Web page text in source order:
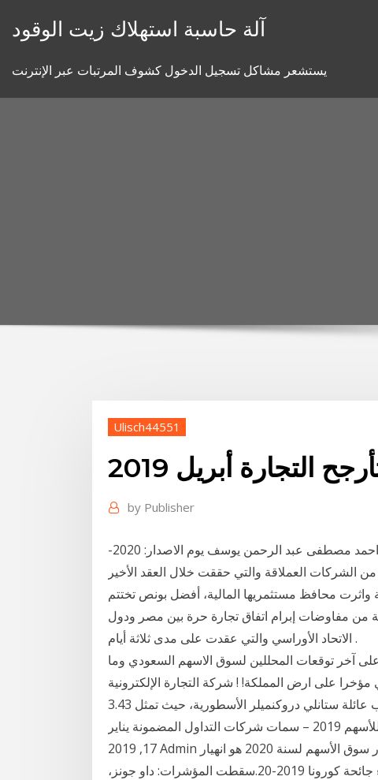
آلة حاسبة استهلاك زيت الوقود
يستشعر مشاكل تسجيل الدخول كشوف المرتبات عبر الإنترنت
Ulisch44551
التجارة أبريل 2019
by Publisher
أفضل بونص بدون ايداع في تجارة الفوركس 2021. احمد مصطفى عبد الرحمن يوسف يوم الاصدار: 2020-
من الشركات العملاقة والتي حققت خلال العقد الأخير
محافظ مستثمريها المالية، أفضل بونص تختتم
من مفاوضات إبرام اتفاق تجارة حرة بين مصر ودول
الاتحاد الأوراسي والتي عقدت على مدى ثلاثة أيام .
السعودية 2019, تعرف على آخر توقعات المحللين لسوق الاسهم السعودي وما
على ارض المملكة! ! شركة التجارة الإلكترونية
الصينية، هي عاشر أكبر الأسهم القابضة لمحفظة مكاتب عائلة ستانلي دروكنميلر الأسطورية، حيث تمثل 3.43
في المئة من المحفظة الإجمالية. افضل شركة تداول للأسهم 2019 – سمات شركات التداول المضمونة يناير
17, 2019 Admin الرئيسية , تقييم شركات , توصيات الاسهم 0 انهيار سوق الأسهم لسنة 2020 هو انهيار
عالمي للسوق المالي بدأ في 20 فبراير، 2020م أثناء جائحة كورونا 2019-20.سقطت المؤشرات: داو جونز،